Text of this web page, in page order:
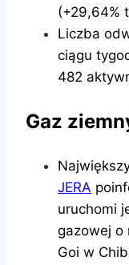
(+29,64%
Liczba
ciągu
482
Gaz
JERA
uruchomi
gazowej o
Goi w